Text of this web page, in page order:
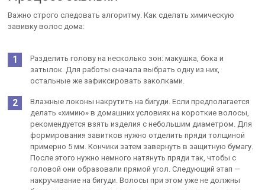
Важно строго следовать алгоритму. Как сделать химическую
завивку волос дома:
Разделить голову на несколько зон: макушка, бока и
затылок. Для работы сначала выбрать одну из них,
остальные же зафиксировать заколками.
Влажные локоны накрутить на бигуди. Если предполагается
делать «химию» в домашних условиях на короткие волосы,
рекомендуется взять изделия с небольшим диаметром. Для
формирования завитков нужно отделить пряди толщиной
примерно 5 мм. Кончики затем завернуть в защитную бумагу.
После этого нужно немного натянуть пряди так, чтобы с
головой они образовали прямой угол. Следующий этап —
накручивание на бигуди. Волосы при этом уже не должны